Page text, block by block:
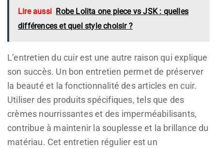
Lire aussi Robe Lolita one piece vs JSK : quelles
différences et quel style choisir ?
L’entretien du cuir est une autre raison qui explique
son succès. Un bon entretien permet de préserver
la beauté et la fonctionnalité des articles en cuir.
Utiliser des produits spécifiques, tels que des
crèmes nourrissantes et des imperméabilisants,
contribue à maintenir la souplesse et la brillance du
matériau. Cet entretien régulier est un